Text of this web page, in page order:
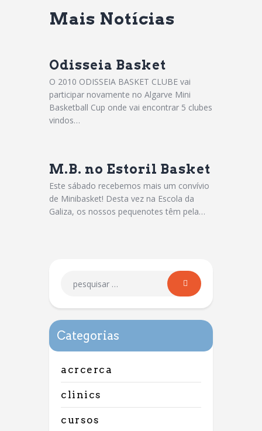
Mais Notícias
Odisseia Basket
O 2010 ODISSEIA BASKET CLUBE vai
participar novamente no Algarve Mini
Basketball Cup onde vai encontrar 5 clubes
vindos…
M.B. no Estoril Basket
Este sábado recebemos mais um convívio
de Minibasket! Desta vez na Escola da
Galiza, os nossos pequenotes têm pela…
Categorias
acrcerca
clinics
cursos